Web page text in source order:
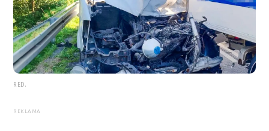
RED.
REKLAMA